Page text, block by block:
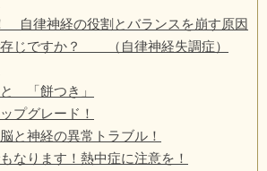
自律神経の役割とバランスを崩す原因
存じですか？ （自律神経失調症）
「餅つき」
グレード！
神経の異常トラブル！
なります！熱中症に注意を！